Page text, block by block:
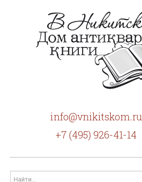
info@vnikitskom.ru
+7 (495) 926-41-14